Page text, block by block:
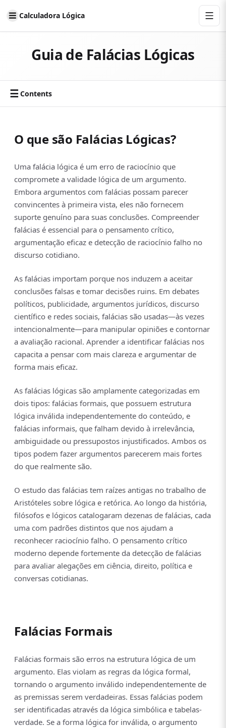
Calculadora Lógica
Guia de Falácias Lógicas
☰ Contents
O que são Falácias Lógicas?
Uma falácia lógica é um erro de raciocínio que
compromete a validade lógica de um argumento.
Embora argumentos com falácias possam parecer
convincentes à primeira vista, eles não fornecem
suporte genuíno para suas conclusões. Compreender
falácias é essencial para o pensamento crítico,
argumentação eficaz e detecção de raciocínio falho no
discurso cotidiano.
As falácias importam porque nos induzem a aceitar
conclusões falsas e tomar decisões ruins. Em debates
políticos, publicidade, argumentos jurídicos, discurso
científico e redes sociais, falácias são usadas—às vezes
intencionalmente—para manipular opiniões e contornar
a avaliação racional. Aprender a identificar falácias nos
capacita a pensar com mais clareza e argumentar de
forma mais eficaz.
As falácias lógicas são amplamente categorizadas em
dois tipos: falácias formais, que possuem estrutura
lógica inválida independentemente do conteúdo, e
falácias informais, que falham devido à irrelevância,
ambiguidade ou pressupostos injustificados. Ambos os
tipos podem fazer argumentos parecerem mais fortes
do que realmente são.
O estudo das falácias tem raízes antigas no trabalho de
Aristóteles sobre lógica e retórica. Ao longo da história,
filósofos e lógicos catalogaram dezenas de falácias, cada
uma com padrões distintos que nos ajudam a
reconhecer raciocínio falho. O pensamento crítico
moderno depende fortemente da detecção de falácias
para avaliar alegações em ciência, direito, política e
conversas cotidianas.
Falácias Formais
Falácias formais são erros na estrutura lógica de um
argumento. Elas violam as regras da lógica formal,
tornando o argumento inválido independentemente de
as premissas serem verdadeiras. Essas falácias podem
ser identificadas através da lógica simbólica e tabelas-
verdade. Se a forma lógica for inválida, o argumento